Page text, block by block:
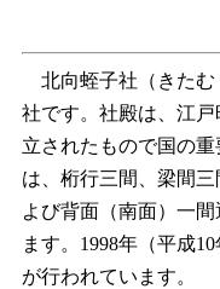
北向蛭子社（きたむ
社です。社殿は、江
立されたもので国の
は、桁行三間、梁間
よび背面（南面）一
ます。1998年（平成
が行われています。